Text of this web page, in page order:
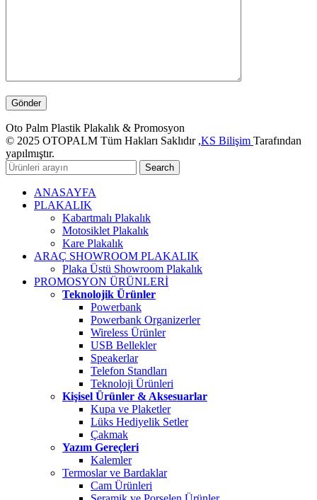
Oto Palm Plastik Plakalık & Promosyon
© 2025 OTOPALM Tüm Hakları Saklıdır ,KS Bilişim Tarafından
yapılmıştır.
Search
ANASAYFA
PLAKALIK
Kabartmalı Plakalık
Motosiklet Plakalık
Kare Plakalık
ARAÇ SHOWROOM PLAKALIK
Plaka Üstü Showroom Plakalık
PROMOSYON ÜRÜNLERİ
Teknolojik Ürünler
Powerbank
Powerbank Organizerler
Wireless Ürünler
USB Bellekler
Speakerlar
Telefon Standları
Teknoloji Ürünleri
Kişisel Ürünler & Aksesuarlar
Kupa ve Plaketler
Lüks Hediyelik Setler
Çakmak
Yazım Gereçleri
Kalemler
Termoslar ve Bardaklar
Cam Ürünleri